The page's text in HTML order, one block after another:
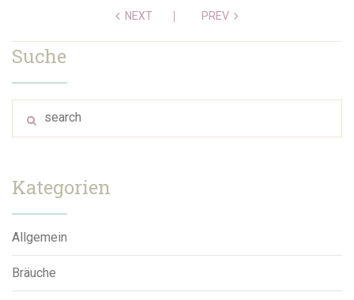
NEXT PREV
Suche
Kategorien
Allgemein
Bräuche